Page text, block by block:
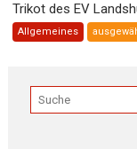
Trikot des EV
Allgemeines